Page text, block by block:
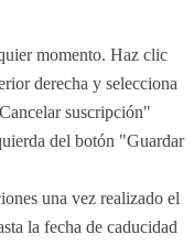
momento. Haz clic
derecha y selecciona
suscripción"
del botón "Guardar
una vez realizado el
la fecha de caducidad